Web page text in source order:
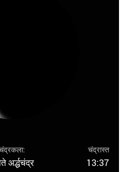
अर्द्धचंद्र
चंद्रास्त
13:37